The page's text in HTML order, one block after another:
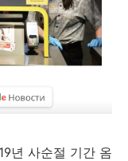
년 사순절 기간 옴